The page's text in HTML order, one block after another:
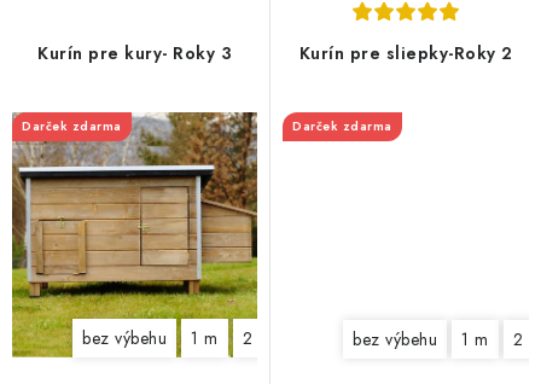
Kurín pre kury- Roky 3
Darček zdarma
bez výbehu 1 m 2 m
Kurín pre sliepky-Roky 2
Darček zdarma
bez výbehu 1 m 2 m